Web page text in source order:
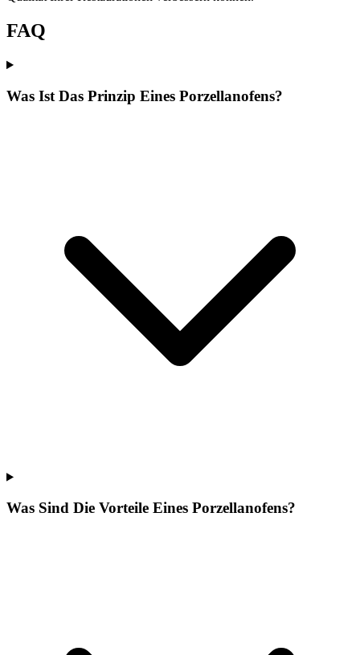
FAQ
Was Ist Das Prinzip Eines Porzellanofens?
Was Sind Die Vorteile Eines Porzellanofens?